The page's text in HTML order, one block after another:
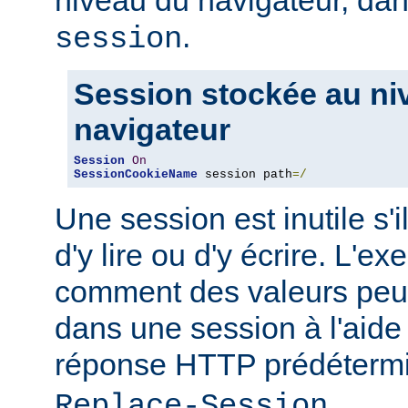
session.
Session stockée au
navigateur
Session On
SessionCookieName session path=/
Une session est inutile
d'y lire ou d'y écrire.
comment des valeurs
dans une session à
réponse HTTP